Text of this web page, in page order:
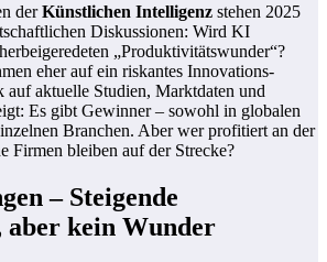
derKünstlichen Intelligenz stehen 2025
Diskussionen: Wird KI
„Produktivitätswunder“?
eher auf ein riskantes Innovations-
aktuelle Studien, Marktdaten und
Es gibt Gewinner – sowohl in globalen
Branchen. Aber wer profitiert an der
Firmen bleiben auf der Strecke?
– Steigende
kein Wunder